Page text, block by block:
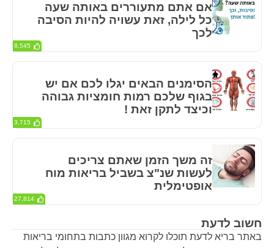
חשוב לדעת
באתר בריא לדעת תוכלו לקרוא מגוון כתבות בתחומי בריאות
אם אתם מתעוררים באותה שעה
כל לילה, זאת עשויה להיות הסיבה
לכך
8,545
הסימנים הבאים יגלו לכם אם יש
בגוף שלכם רמות חומציות גבוהה
וכיצד לתקן זאת !
3,715
זה משך הזמן שאתם צריכים
לעשות שנ"צ בשביל בריאות מוח
אופטימלית
27,814